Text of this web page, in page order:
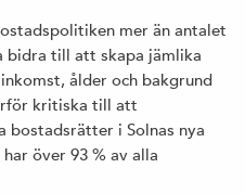
mer än antalet
bidra till att skapa jämlika
ålder och bakgrund
kritiska till att
bostadsrätter i Solnas nya
över 93 % av alla